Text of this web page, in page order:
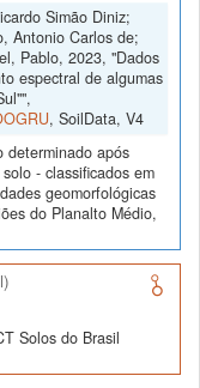
Simão Diniz;
Antonio Carlos de;
Pablo, 2023, "Dados
espectral de algumas
, SoilData, V4
determinado após
- classificados em
geomorfológicas
do Planalto Médio,
Solos do Brasil